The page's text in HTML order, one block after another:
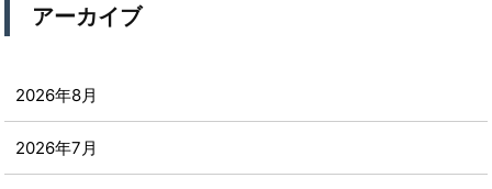
アーカイブ
2026年8月
2026年7月